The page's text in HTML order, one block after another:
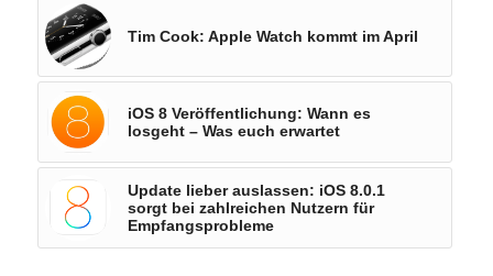
Tim Cook: Apple Watch kommt im April
iOS 8 Veröffentlichung: Wann es
losgeht – Was euch erwartet
Update lieber auslassen: iOS 8.0.1
sorgt bei zahlreichen Nutzern für
Empfangsprobleme